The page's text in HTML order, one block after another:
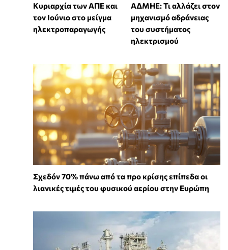
Κυριαρχία των ΑΠΕ και
τον Ιούνιο στο μείγμα
ηλεκτροπαραγωγής
ΑΔΜΗΕ: Τι αλλάζει στον
μηχανισμό αδράνειας
του συστήματος
ηλεκτρισμού
Σχεδόν 70% πάνω από τα προ κρίσης επίπεδα οι
λιανικές τιμές του φυσικού αερίου στην Ευρώπη